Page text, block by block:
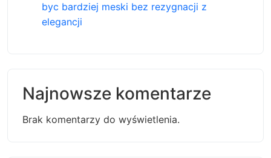
byc bardziej meski bez rezygnacji z
elegancji
Najnowsze komentarze
Brak komentarzy do wyświetlenia.